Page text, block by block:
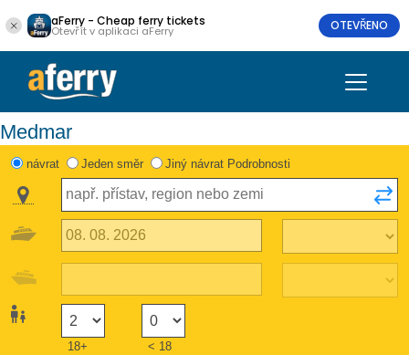
aFerry - Cheap ferry tickets
Otevřít v aplikaci aFerry OTEVŘENO
Medmar
návrat Jeden směr Jiný návrat Podrobnosti
18+ < 18